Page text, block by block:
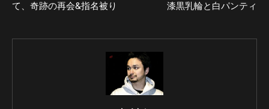
て、奇跡の再会&指名被り
漆黒乳輪と白パンティ